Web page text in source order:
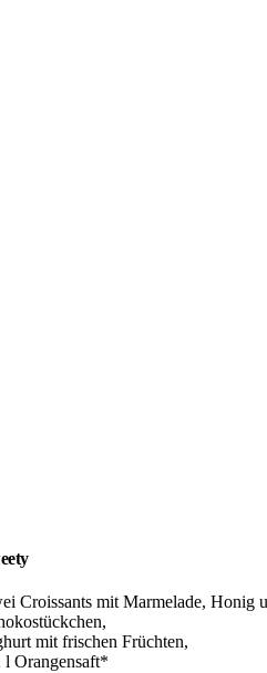
Croissants mit Marmelade, Honig
mit frischen Früchten,
l Orangensaft*